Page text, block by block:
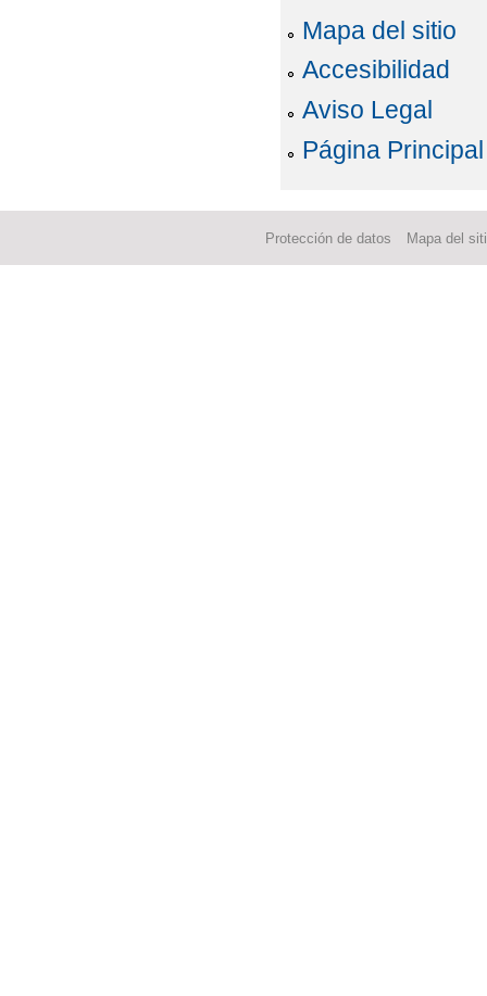
Mapa del sitio
Accesibilidad
Aviso Legal
Página Principal
Protección de datos Mapa del